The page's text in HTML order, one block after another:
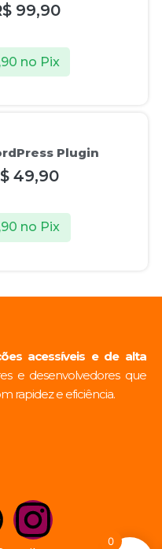
99,90
no Pix
Plugin
49,90
no Pix
acessíveis e de alta
e desenvolvedores que
rapidez e eficiência.
0